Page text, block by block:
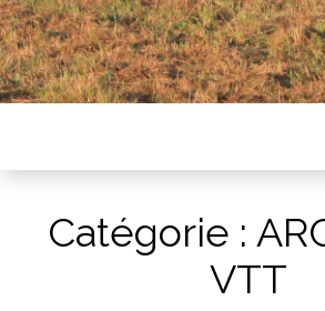
Catégorie :
VTT